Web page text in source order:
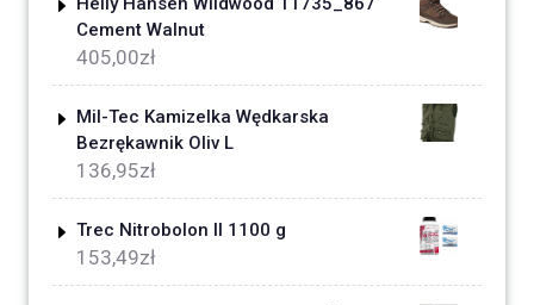
Cement Walnut
405,00zł
Mil-Tec Kamizelka Wędkarska
Bezrękawnik Oliv L
136,95zł
Trec Nitrobolon II 1100 g
153,49zł